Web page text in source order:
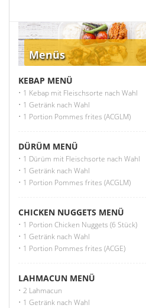
Menüs
KEBAP MENÜ
• 1 Kebap mit Fleischsorte nach Wahl
• 1 Getränk nach Wahl
• 1 Portion Pommes frites (ACGLM)
DÜRÜM MENÜ
• 1 Dürüm mit Fleischsorte nach Wahl
• 1 Getränk nach Wahl
• 1 Portion Pommes frites (ACGLM)
CHICKEN NUGGETS MENÜ
• 1 Portion Chicken Nuggets (6 Stück)
• 1 Getränk nach Wahl
• 1 Portion Pommes frites (ACGE)
LAHMACUN MENÜ
• 2 Lahmacun
• 1 Getränk nach Wahl